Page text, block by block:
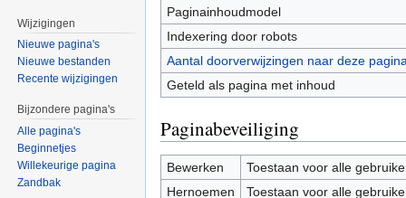
Paginainhoudmodel
Indexering door robots
Aantal doorverwijzingen naar deze
Geteld als pagina met inhoud
Paginabeveiliging
Bewerken
Toestaan voor alle
Hernoemen
Toestaan voor alle
Wijzigingen
Nieuwe pagina's
Nieuwe bestanden
Recente wijzigingen
Bijzondere pagina's
Alle pagina's
Beginnetjes
Willekeurige pagina
Zandbak